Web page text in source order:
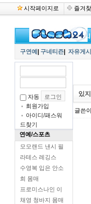
시작페이지로 즐겨
구연예 구네티즌 자유게
자동
회원가입
아이디/패스워
드찾기
연예/스포츠
모모랜드 낸시 필
라테스 레깅스
수영복 입은 안소
희 몸매
프로미스나인 이
채영 청바지 몸매
있
글쓴